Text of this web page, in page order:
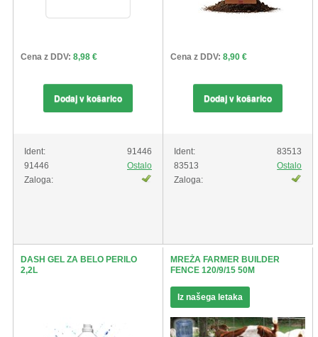
Cena z DDV: 8,98 €
Dodaj v košarico
Ident:
91446
91446
Ostalo
Zaloga:
Cena z DDV: 8,90 €
Dodaj v košarico
Ident:
83513
83513
Ostalo
Zaloga:
DASH GEL ZA BELO PERILO
2,2L
MREŽA FARMER BUILDER
FENCE 120/9/15 50M
Iz našega letaka